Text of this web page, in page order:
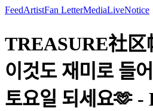
FeedArtistFan LetterMediaLiveNotice
TREASURE社区
이것도 재미로 들
토요일 되세요🫶